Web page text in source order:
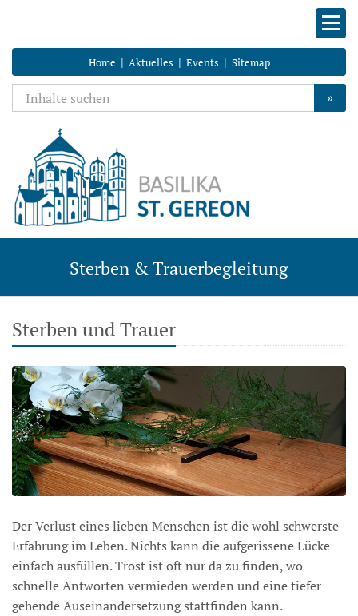
Home | Aktuelles | Events | Sitemap
»
Sterben & Trauerbegleitung
Sterben und Trauer
Der Verlust eines lieben Menschen ist die wohl schwerste
Erfahrung im Leben. Nichts kann die aufgerissene Lücke
einfach ausfüllen. Trost ist oft nur da zu finden, wo
schnelle Antworten vermieden werden und eine tiefer
gehende Auseinandersetzung stattfinden kann.